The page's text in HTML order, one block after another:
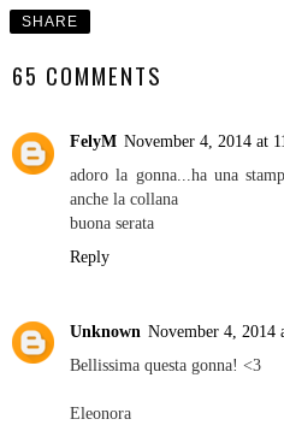
SHARE
65 COMMENTS
FelyM November 4, 2014 at
adoro la gonna...ha una
anche la collana
buona serata
Reply
Unknown November 4, 2014
Bellissima questa gonna! <3
Eleonora